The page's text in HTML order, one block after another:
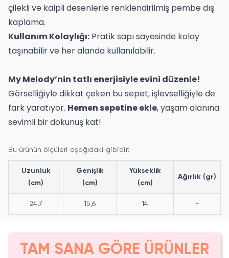
çilekli ve kalpli desenlerle renklendirilmiş pembe dış
kaplama.
Kullanım Kolaylığı: Pratik sapı sayesinde kolay
taşınabilir ve her alanda kullanılabilir.
My Melody’nin tatlı enerjisiyle evini düzenle!
Görselliğiyle dikkat çeken bu sepet, işlevselliğiyle de
fark yaratıyor. Hemen sepetine ekle, yaşam alanına
sevimli bir dokunuş kat!
Bu ürünün ölçüleri aşağıdaki gibidir:
Uzunluk
(cm)
Genişlik
(cm)
Yükseklik
(cm)
Ağırlık (gr)
24,7 15,6 14 -
TAM SANA GÖRE ÜRÜNLER